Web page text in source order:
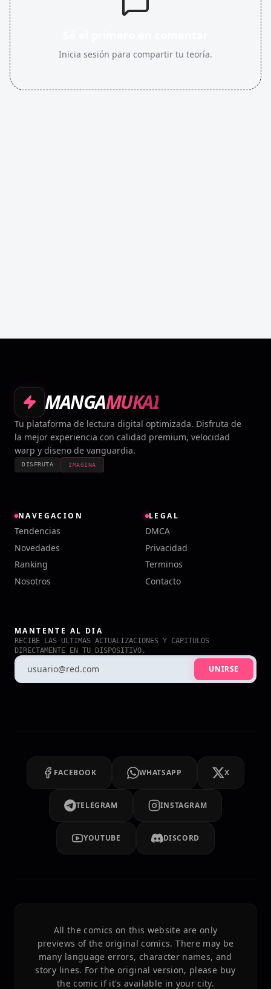
Inicia sesión para compartir tu teoría.
MANGAMUKAI
Tu plataforma de lectura digital optimizada. Disfruta de
la mejor experiencia con calidad premium, velocidad
warp y diseno de vanguardia.
DISFRUTA IMAGINA
NAVEGACION
Tendencias
Novedades
Ranking
Nosotros
LEGAL
DMCA
Privacidad
Terminos
Contacto
MANTENTE AL DIA
RECIBE LAS ULTIMAS ACTUALIZACIONES Y CAPITULOS
DIRECTAMENTE EN TU DISPOSITIVO.
UNIRSE
FACEBOOK WHATSAPP X
TELEGRAM INSTAGRAM
YOUTUBE DISCORD
All the comics on this website are only
previews of the original comics. There may be
many language errors, character names, and
story lines. For the original version, please buy
the comic if it's available in your city.